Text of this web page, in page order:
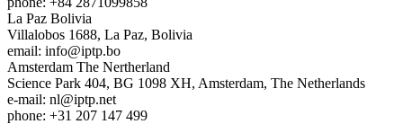
La Paz Bolivia
Villalobos 1688, La Paz, Bolivia
email: info
iptp.bo
Amsterdam The Nertherland
Science Park 404, BG 1098 XH, Amsterdam, The Netherlands
e-mail: nl
iptp.net
phone: +31 207 147 499